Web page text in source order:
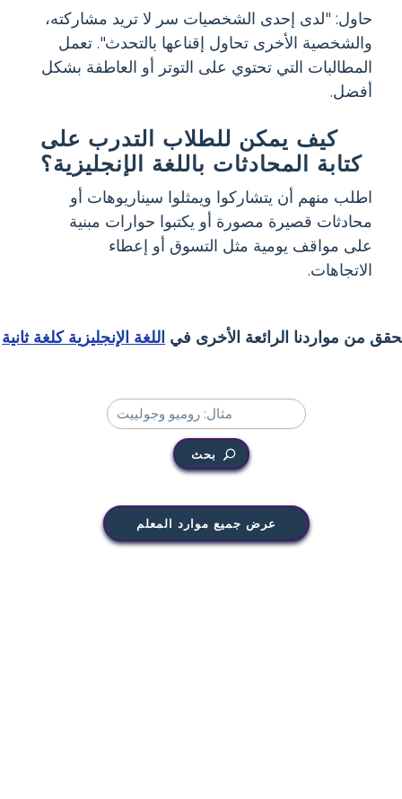
حاول: "لدى إحدى الشخصيات سر لا تريد مشاركته،
والشخصية الأخرى تحاول إقناعها بالتحدث". تعمل
المطالبات التي تحتوي على التوتر أو العاطفة بشكل
أفضل.
كيف يمكن للطلاب التدرب على
كتابة المحادثات باللغة الإنجليزية؟
اطلب منهم أن يتشاركوا ويمثلوا سيناريوهات أو
محادثات قصيرة مصورة أو يكتبوا حوارات مبنية
على مواقف يومية مثل التسوق أو إعطاء
الاتجاهات.
من مواردنا الرائعة الأخرى في اللغة الإنجليزية كلغة ثانية
بحث
عرض جميع موارد المعلم